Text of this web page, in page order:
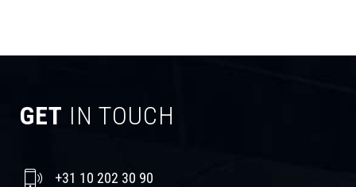
GET IN TOUCH
+31 10 202 30 90